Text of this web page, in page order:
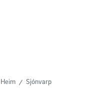
Heim Sjónvarp